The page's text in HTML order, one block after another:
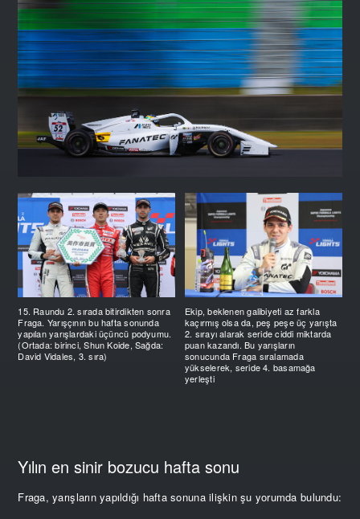
15. Raundu 2. sırada bitirdikten sonra
Fraga. Yarışçının bu hafta sonunda
yapılan yarışlardaki üçüncü podyumu.
(Ortada: birinci, Shun Koide, Sağda:
David Vidales, 3. sıra)
Ekip, beklenen galibiyeti az farkla
kaçırmış olsa da, peş peşe üç yarışta
2. sırayı alarak seride ciddi miktarda
puan kazandı. Bu yarışların
sonucunda Fraga sıralamada
yükselerek, seride 4. basamağa
yerleşti
Yılın en sinir bozucu hafta sonu
Fraga, yarışların yapıldığı hafta sonuna ilişkin şu yorumda bulundu: